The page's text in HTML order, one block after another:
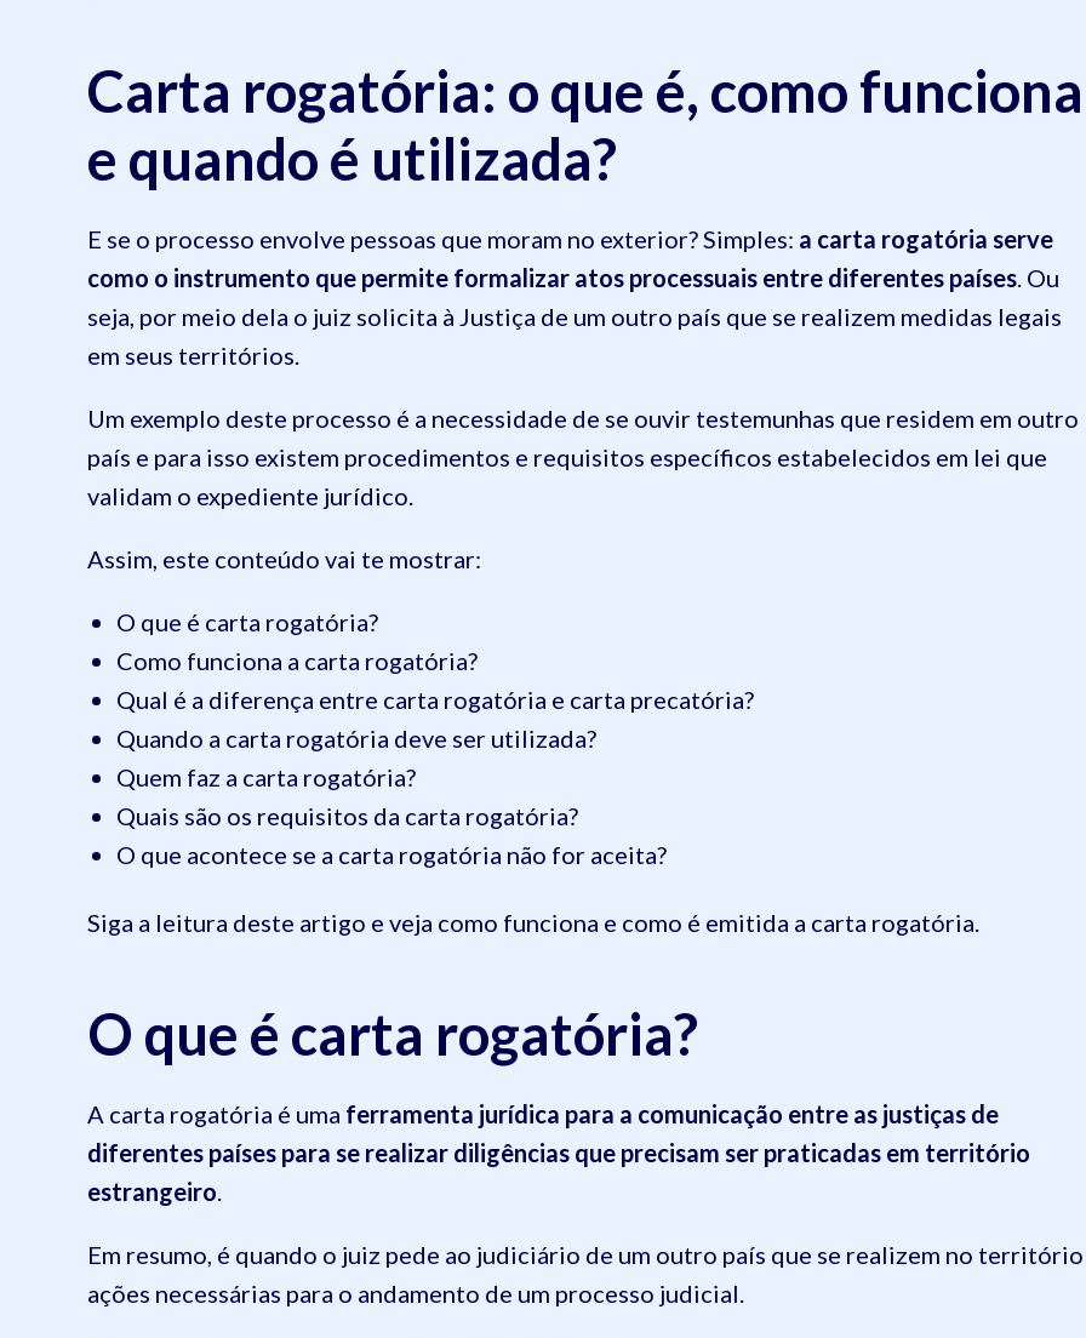
Carta rogatória: o que é, como funciona
e quando é utilizada?
E se o processo envolve pessoas que moram no exterior? Simples: a carta rogatória serve
como o instrumento que permite formalizar atos processuais entre diferentes países. Ou
seja, por meio dela o juiz solicita à Justiça de um outro país que se realizem medidas legais
em seus territórios.
Um exemplo deste processo é a necessidade de se ouvir testemunhas que residem em outro
país e para isso existem procedimentos e requisitos específicos estabelecidos em lei que
validam o expediente jurídico.
Assim, este conteúdo vai te mostrar:
O que é carta rogatória?
Como funciona a carta rogatória?
Qual é a diferença entre carta rogatória e carta precatória?
Quando a carta rogatória deve ser utilizada?
Quem faz a carta rogatória?
Quais são os requisitos da carta rogatória?
O que acontece se a carta rogatória não for aceita?
Siga a leitura deste artigo e veja como funciona e como é emitida a carta rogatória.
O que é carta rogatória?
A carta rogatória é uma ferramenta jurídica para a comunicação entre as justiças de
diferentes países para se realizar diligências que precisam ser praticadas em território
estrangeiro.
Em resumo, é quando o juiz pede ao judiciário de um outro país que se realizem no território
ações necessárias para o andamento de um processo judicial.